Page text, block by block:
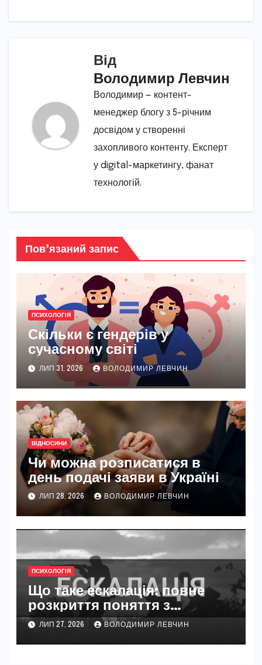
Від
Володимир Левчин
Володимир — контент-
менеджер блогу з 5-річним
досвідом у створенні
захопливого контенту. Експерт
у digital-маркетингу, фанат
технологій.
Пов’язаний запис
ПСИХОЛОГІЯ
Скільки є гендерів у
сучасному світі
ЛИП 31, 2026 ВОЛОДИМИР ЛЕВЧИН
ВІДНОСИНИ
Чи можна розписатися в
день подачі заяви в Україні
ЛИП 28, 2026 ВОЛОДИМИР ЛЕВЧИН
ПСИХОЛОГІЯ
Що таке ескалація: повне
розкриття поняття з
прикладами
ЛИП 27, 2026 ВОЛОДИМИР ЛЕВЧИН